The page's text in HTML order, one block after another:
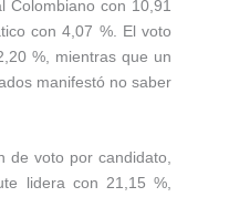
Colombiano con 10,91
con 4,07 %. El voto
%, mientras que un
manifestó no saber
de voto por candidato,
lidera con 21,15 %,